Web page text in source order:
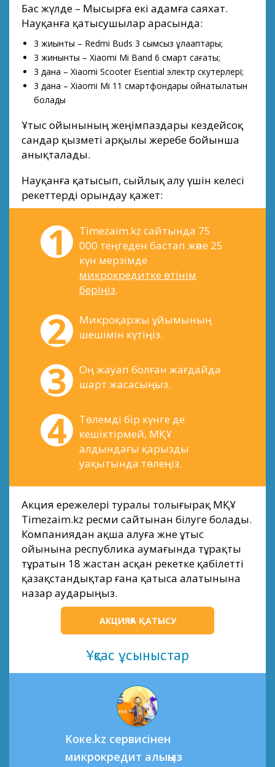
Бас жүлде – Мысырға екі адамға саяхат.
Науқанға қатысушылар арасында:
3 жиынтық – Redmi Buds 3 сымсыз құлаққаптары;
3 жинынтық – Xiaomi Mi Band 6 смарт сағаты;
3 дана – Xiaomi Scooter Esential электр скутерлері;
3 дана – Xiaomi Mi 11 смартфондары ойнатылатын
болады
Ұтыс ойынының жеңімпаздары кездейсоқ
сандар қызметі арқылы жеребе бойынша
анықталады.
Науқанға қатысып, сыйлық алу үшін келесі
әрекеттерді орындау қажет:
Тimezaim.kz сайтында 75
000 теңгеден бастап және 25
күн мерзімде
микрокредитке өтінім
беріңіз.
Микроқаржы ұйымының
шешімін күтіңіз.
Оң жауап болған жағдайда
шарт жасасыңыз.
Төлемді бір күнге де
кешіктірмей, МҚҰ
алдындағы қарызды
уақытында төлеңіз.
Акция ережелері туралы толығырақ МҚҰ
Тimezaim.kz ресми сайтынан білуге болады.
Компаниядан ақша алуға және ұтыс
ойынына республика аумағында тұрақты
тұратын 18 жастан асқан әрекетке қабілетті
қазақстандықтар ғана қатыса алатынына
назар аударыңыз.
АКЦИЯҒА ҚАТЫСУ
Ұқсас ұсыныстар
Коке.kz сервисінен
микрокредит алыңыз